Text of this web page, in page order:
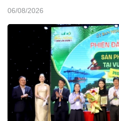
06/08/2026